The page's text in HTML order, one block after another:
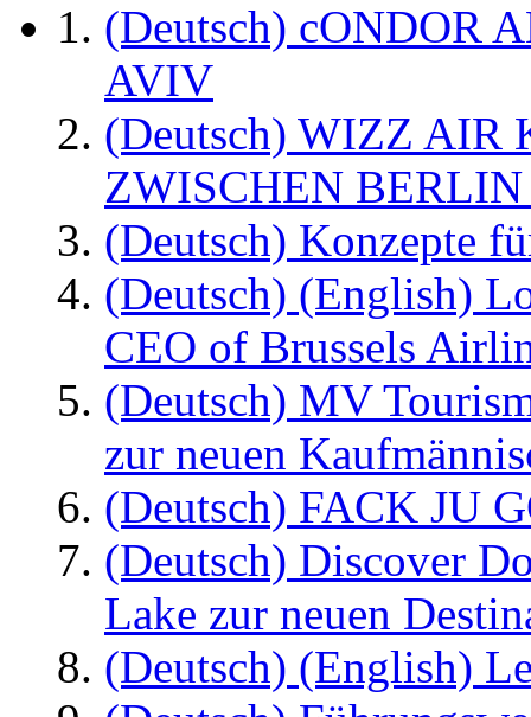
(Deutsch) cONDOR
AVIV
(Deutsch) WIZZ AIR
ZWISCHEN
(Deutsch) Konzepte
(Deutsch) (English)
CEO of Brussels
(Deutsch) MV
zur neuen
(Deutsch) FACK JU
(Deutsch) Discover
Lake zur neuen
(Deutsch) (English)